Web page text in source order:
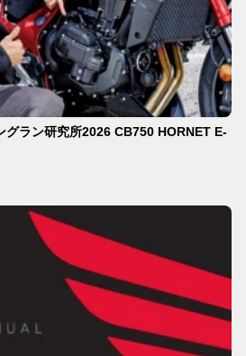
グラン研究所2026 CB750 HORNET E-